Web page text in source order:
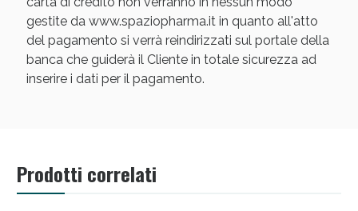
gestite da www.spaziopharma.it in quanto all'atto
del pagamento si verrà reindirizzati sul portale della
banca che guiderà il Cliente in totale sicurezza ad
inserire i dati per il pagamento.
Prodotti correlati